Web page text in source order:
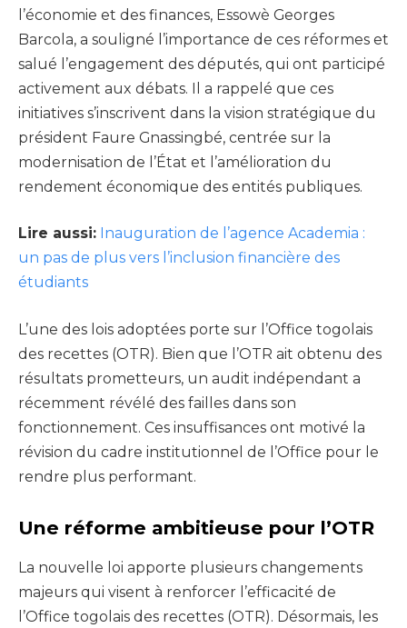
l’économie et des finances, Essowè Georges
Barcola, a souligné l’importance de ces réformes et
salué l’engagement des députés, qui ont participé
activement aux débats. Il a rappelé que ces
initiatives s’inscrivent dans la vision stratégique du
président Faure Gnassingbé, centrée sur la
modernisation de l’État et l’amélioration du
rendement économique des entités publiques.
Lire aussi: Inauguration de l’agence Academia :
un pas de plus vers l’inclusion financière des
étudiants
L’une des lois adoptées porte sur l’Office togolais
des recettes (OTR). Bien que l’OTR ait obtenu des
résultats prometteurs, un audit indépendant a
récemment révélé des failles dans son
fonctionnement. Ces insuffisances ont motivé la
révision du cadre institutionnel de l’Office pour le
rendre plus performant.
Une réforme ambitieuse pour l’OTR
La nouvelle loi apporte plusieurs changements
majeurs qui visent à renforcer l’efficacité de
l’Office togolais des recettes (OTR). Désormais, les